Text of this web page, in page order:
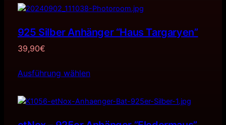
925 Silber Anhänger “Haus Targaryen”
39,90€
Ausführung wählen